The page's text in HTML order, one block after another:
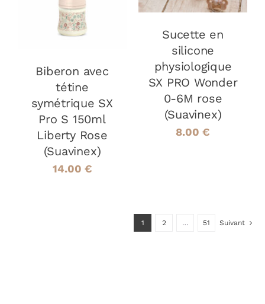
DÉTAILS
Biberon avec
tétine
symétrique SX
Pro S 150ml
Liberty Rose
(Suavinex)
14.00 €
Sucette en
silicone
physiologique
SX PRO Wonder
0-6M rose
(Suavinex)
8.00 €
1 2 … 51 Suivant